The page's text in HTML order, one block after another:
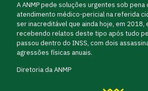
A ANMP pede soluções urgentes sob pena
atendimento médico-pericial na referida
ser inacreditável que ainda hoje, em 2018,
recebendo relatos deste tipo após tudo
passou dentro do INSS, com dois
agressões físicas anuais.
Diretoria da ANMP